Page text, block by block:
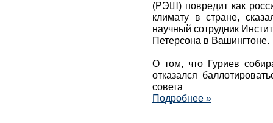
(РЭШ) повредит как
климату в стране,
научный сотрудник
Петерсона в Вашингтоне.
О том, что Гуриев
отказался
совета
Подробнее »